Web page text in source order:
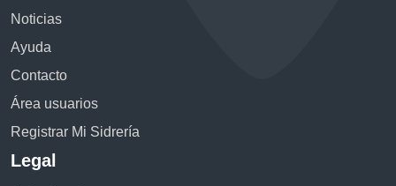
Noticias
Ayuda
Contacto
Área usuarios
Registrar Mi Sidrería
Legal